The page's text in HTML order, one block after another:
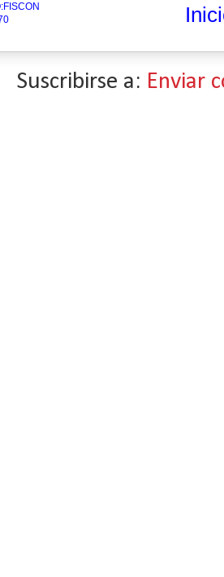
Suscribirse a: Enviar